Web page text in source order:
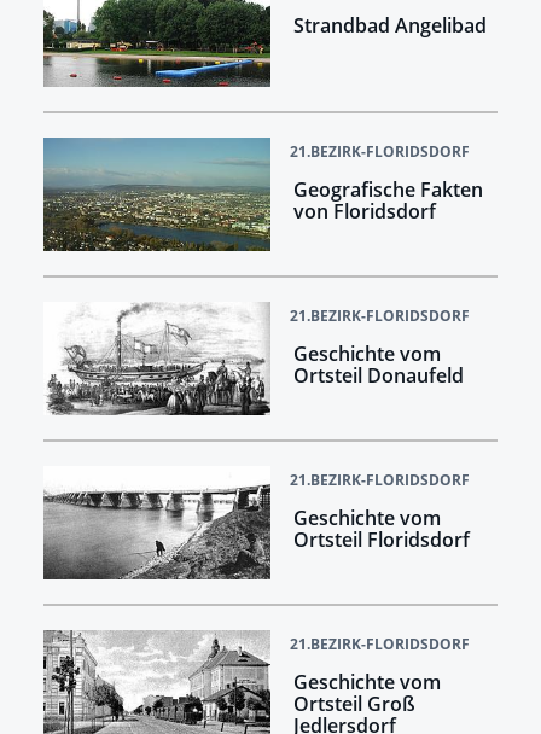
Strandbad Angelibad
21.BEZIRK-FLORIDSDORF
Geografische Fakten
von Floridsdorf
21.BEZIRK-FLORIDSDORF
Geschichte vom
Ortsteil Donaufeld
21.BEZIRK-FLORIDSDORF
Geschichte vom
Ortsteil Floridsdorf
21.BEZIRK-FLORIDSDORF
Geschichte vom
Ortsteil Groß
Jedlersdorf